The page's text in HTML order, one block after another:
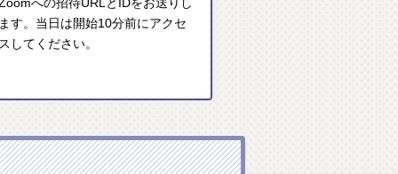
す。当日は開始10分前にアクセ
してください。